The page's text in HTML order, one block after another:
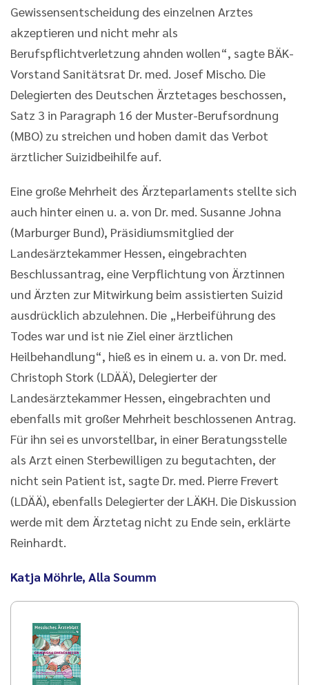
Gewissensentscheidung des einzelnen Arztes
akzeptieren und nicht mehr als
Berufspflichtverletzung ahnden wollen“, sagte BÄK-
Vorstand Sanitätsrat Dr. med. Josef Mischo. Die
Delegierten des Deutschen Ärztetages beschossen,
Satz 3 in Paragraph 16 der Muster-Berufsordnung
(MBO) zu streichen und hoben damit das Verbot
ärztlicher Suizidbeihilfe auf.
Eine große Mehrheit des Ärzteparlaments stellte sich
auch hinter einen u. a. von Dr. med. Susanne Johna
(Marburger Bund), Präsidiumsmitglied der
Landesärztekammer Hessen, eingebrachten
Beschlussantrag, eine Verpflichtung von Ärztinnen
und Ärzten zur Mitwirkung beim assistierten Suizid
ausdrücklich abzulehnen. Die „Herbeiführung des
Todes war und ist nie Ziel einer ärztlichen
Heilbehandlung“, hieß es in einem u. a. von Dr. med.
Christoph Stork (LDÄÄ), Delegierter der
Landesärztekammer Hessen, eingebrachten und
ebenfalls mit großer Mehrheit beschlossenen Antrag.
Für ihn sei es unvorstellbar, in einer Beratungsstelle
als Arzt einen Sterbewilligen zu begutachten, der
nicht sein Patient ist, sagte Dr. med. Pierre Frevert
(LDÄÄ), ebenfalls Delegierter der LÄKH. Die Diskussion
werde mit dem Ärztetag nicht zu Ende sein, erklärte
Reinhardt.
Katja Möhrle, Alla Soumm